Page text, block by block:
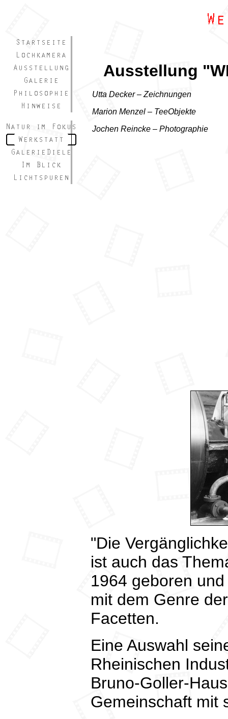
Ausstellung
Utta Decker – Zeichnungen
Marion Menzel – TeeObjekte
Jochen Reincke – Photographie
"Die
ist auch das
1964 geboren
mit dem Genre
Facetten.
Eine Auswahl
Rheinischen
Bruno-Goller-
Gemeinschaft mit